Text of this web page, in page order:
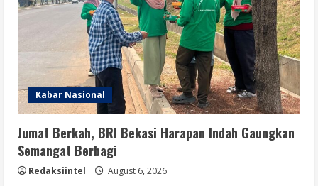
Kabar Nasional
Jumat Berkah, BRI Bekasi Harapan Indah Gaungkan
Semangat Berbagi
Redaksiintel August 6, 2026